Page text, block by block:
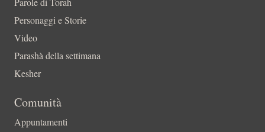
Personaggi e Storie
Video
Parashà della settimana
Kesher
Comunità
Appuntamenti